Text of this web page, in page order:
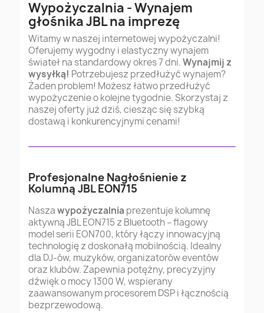
Wypożyczalnia - Wynajem
głośnika JBL na imprezę
Witamy w naszej internetowej wypożyczalni!
Oferujemy wygodny i elastyczny wynajem
świateł na standardowy okres 7 dni.Wynajmij z
wysyłką! Potrzebujesz przedłużyć wynajem?
Żaden problem! Możesz łatwo przedłużyć
wypożyczenie o kolejne tygodnie. Skorzystaj z
naszej oferty już dziś, ciesząc się szybką
dostawą i konkurencyjnymi cenami!
Profesjonalne Nagłośnienie z
Kolumną JBL EON715
Naszawypożyczalnia prezentuje kolumnę
aktywną JBL EON715 z Bluetooth – flagowy
model serii EON700, który łączy innowacyjną
technologię z doskonałą mobilnością. Idealny
dla DJ-ów, muzyków, organizatorów eventów
oraz klubów. Zapewnia potężny, precyzyjny
dźwięk o mocy 1300 W, wspierany
zaawansowanym procesorem DSP i łącznością
bezprzewodową.